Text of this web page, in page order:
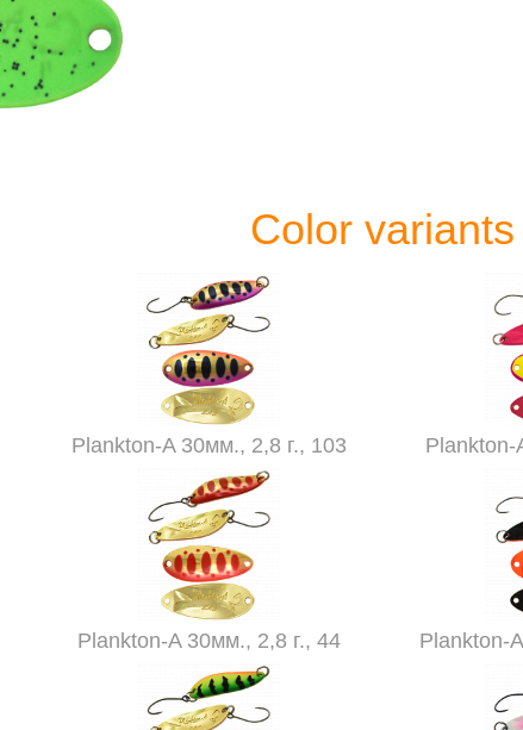
Color variants
Plankton-A 30мм., 2,8 г., 103 Plankton-
Plankton-A 30мм., 2,8 г., 44 Plankton-